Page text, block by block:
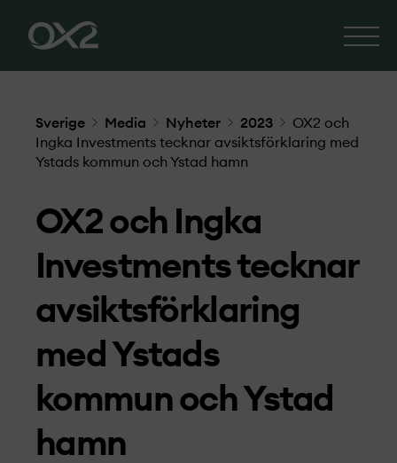
Sverige Media Nyheter 2023
OX2 och
Ingka Investments tecknar avsiktsförklaring med
Ystads kommun och Ystad hamn
OX2 och Ingka
Investments tecknar
avsiktsförklaring
med Ystads
kommun och Ystad
hamn